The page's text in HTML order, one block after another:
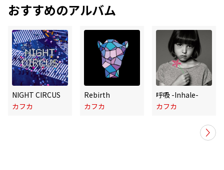
おすすめのアルバム
NIGHT CIRCUS
カフカ
Rebirth
カフカ
呼吸 -Inhale-
カフカ